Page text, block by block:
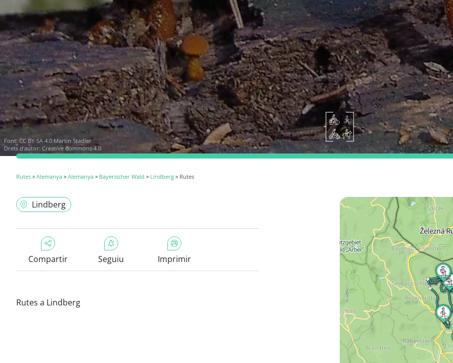
Font: CC BY-SA 4.0 Martin Stadler
Drets d'autor: Creative Commons 4.0
Rutes » Alemanya » Alemanya » Bayerischer Wald » Lindberg » Rutes
Lindberg
Compartir Seguiu Imprimir
Rutes a Lindberg